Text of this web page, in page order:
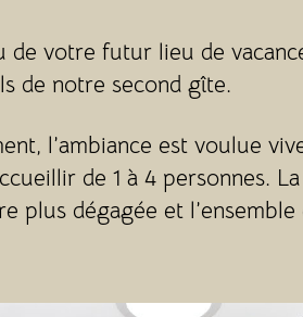
de votre futur lieu de
de notre second gîte.
l’ambiance est voulue
de 1 à 4 personnes. La
plus dégagée et l’ensemble